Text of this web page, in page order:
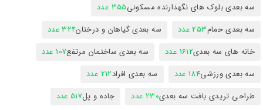
سه بعدی بلوک های نگهدارنده مسکونی355 عدد
سه بعدی حمام253 عدد سه بعدی گیاهان و درختان324 عدد
خانه های سه بعدی1612 عدد سه بعدی ساختمان مرتفع107 عدد
سه بعدی ورزشی184 عدد سه بعدی افراد212 عدد
طراحی تریدی بافت سه بعدی230 عدد جاده و پل517 عدد